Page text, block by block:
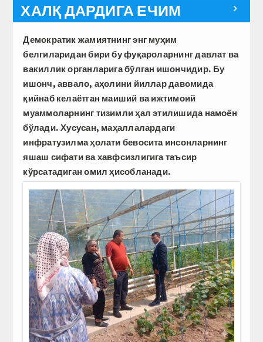

ХАЛҚ ДАРДИГА ЕЧИМ
Демократик жамиятнинг энг муҳим
белгиларидан бири бу фуқароларнинг давлат ва
вакиллик органларига бўлган ишончидир. Бу
ишонч, аввало, аҳолини йиллар давомида
қийнаб келаётган маиший ва ижтимоий
муаммоларнинг тизимли ҳал этилишида намоён
бўлади. Хусусан, маҳаллалардаги
инфратузилма ҳолати бевосита инсонларнинг
яшаш сифати ва хавфсизлигига таъсир
кўрсатадиган омил ҳисобланади.